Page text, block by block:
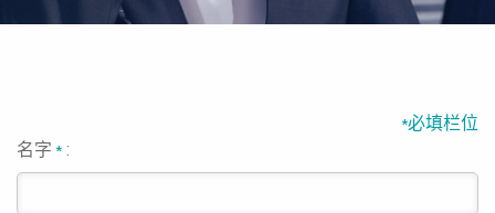
*必填栏位
名字* :